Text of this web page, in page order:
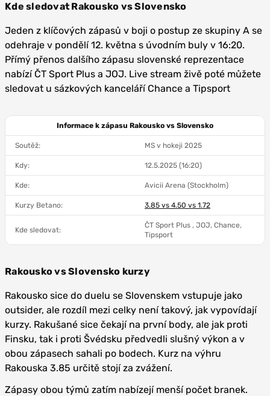
Kde sledovat Rakousko vs Slovensko
Jeden z klíčových zápasů v boji o postup ze skupiny A se
odehraje v pondělí 12. května s úvodním buly v 16:20.
Přímý přenos dalšího zápasu slovenské reprezentace
nabízí ČT Sport Plus a JOJ. Live stream živě poté můžete
sledovat u sázkových kanceláří Chance a Tipsport
Informace k zápasu Rakousko vs Slovensko
Soutěž: MS v hokeji 2025
Kdy: 12.5.2025 (16:20)
Kde: Avicii Arena (Stockholm)
Kurzy Betano: 3.85 vs 4.50 vs 1.72
Kde sledovat:
ČT Sport Plus , JOJ, Chance,
Tipsport
Rakousko vs Slovensko kurzy
Rakousko sice do duelu se Slovenskem vstupuje jako
outsider, ale rozdíl mezi celky není takový, jak vypovídají
kurzy. Rakušané sice čekají na první body, ale jak proti
Finsku, tak i proti Švédsku předvedli slušný výkon a v
obou zápasech sahali po bodech. Kurz na výhru
Rakouska 3.85 určitě stojí za zvážení.
Zápasy obou týmů zatím nabízejí menší počet branek.